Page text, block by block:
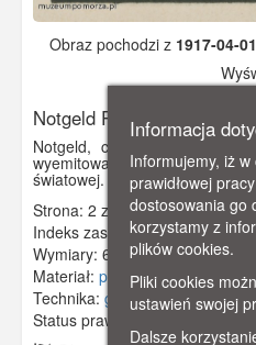
Obraz pochodzi z 1917-04-
Notgeld Pr. Stargard
Notgeld, czyli pieniądz
wyemitowany przez powiat
światowej. Do obiegu banknot
Strona: 2 z 2
Indeks zasobu:GSP3643
Wymiary: 63 x 50 mm
Materiał: papier
Technika: grafika czarno-biała
Status prawny:
Użycie
Informacja
Informujemy, iż
prawidłowej
dostosowania go
korzystamy z
plików cookies.
Pliki cookies
ustawień swojej
Dalsze